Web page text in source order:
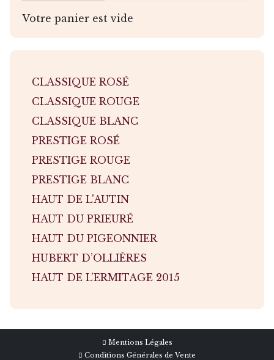
Votre panier est vide
CLASSIQUE ROSÉ
CLASSIQUE ROUGE
CLASSIQUE BLANC
PRESTIGE ROSÉ
PRESTIGE ROUGE
PRESTIGE BLANC
HAUT DE L'AUTIN
HAUT DU PRIEURÉ
HAUT DU PIGEONNIER
HUBERT D’OLLIÈRES
HAUT DE L’ERMITAGE 2015
Mentions Légales
Conditions Générales de Vente